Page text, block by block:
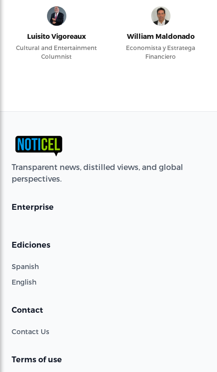
Luisito Vigoreaux
Cultural and Entertainment
Columnist
William Maldonado
Economista y Estratega
Financiero
Transparent news, distilled views, and global
perspectives.
Enterprise
Ediciones
Spanish
English
Contact
Contact Us
Terms of use